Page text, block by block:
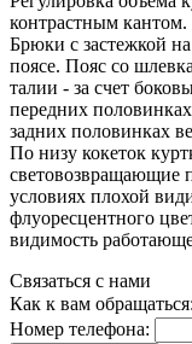
контрастным кантом.
Брюки с застежкой
поясе. Пояс со
талии - за счет
передних
задних половинках
По низу кокеток
световозвращающие
условиях плохой
флуоресцентного
видимость
Связаться с нами
Как к вам обращаться:
Номер телефона: